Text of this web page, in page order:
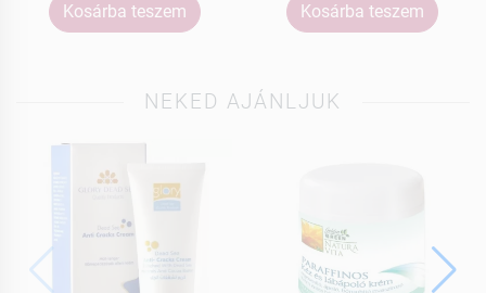
Kosárba teszem Kosárba teszem
NEKED AJÁNLJUK